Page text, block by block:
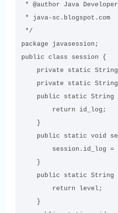
* @author Java Developer
* java-sc.blogspot.com
*/
package javasession;
public class session {
private static String
private static String
public static String
return id_log;
}
public static void
session.id_log =
}
public static String
return level;
}